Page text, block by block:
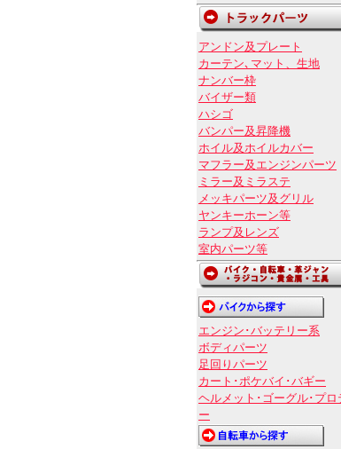
アンドン及プレート
カーテン､マット、生地
ナンバー枠
バイザー類
ハシゴ
バンパー及昇降機
ホイル及ホイルカバー
マフラー及エンジンパーツ
ミラー及ミラステ
メッキパーツ及グリル
ヤンキーホーン等
ランプ及レンズ
室内パーツ等
エンジン･バッテリー系
ボディパーツ
足回りパーツ
カート･ポケバイ･バギー
ヘルメット･ゴーグル･プロ
ー